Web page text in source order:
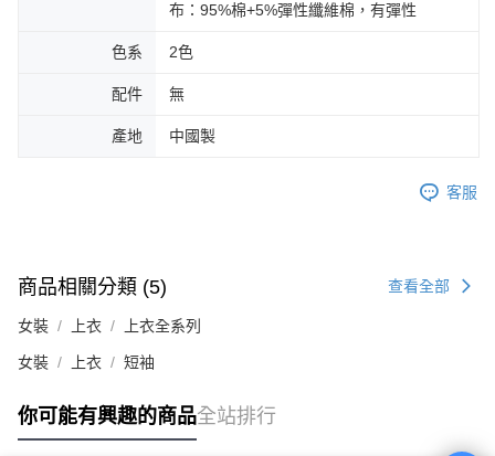
布：95%棉+5%彈性纖維棉，有彈性
色系 2色
配件 無
產地 中國製
客服
商品相關分類 (5) 查看全部
女裝 上衣 上衣全系列
女裝 上衣 短袖
你可能有興趣的商品全站排行